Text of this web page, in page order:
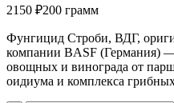
2150 ₽200 грамм
Фунгицид Строби, ВДГ,
компании BASF (Германия)
овощных и винограда от
оидиума и комплекса